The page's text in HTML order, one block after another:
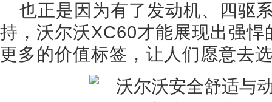
也正是因为有了发动机、四驱
持，沃尔沃XC60才能展现出强
更多的价值标签，让人们愿意去